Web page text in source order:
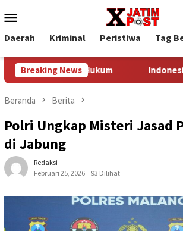
ke
kontenMobile
Daerah Kriminal Peristiwa Tag
Breaking News
Hukum Indonesia Hanya
Beranda Berita
Polri Ungkap Misteri Jasad
di Jabung
Redaksi
Februari 25, 2026
93 Dilihat